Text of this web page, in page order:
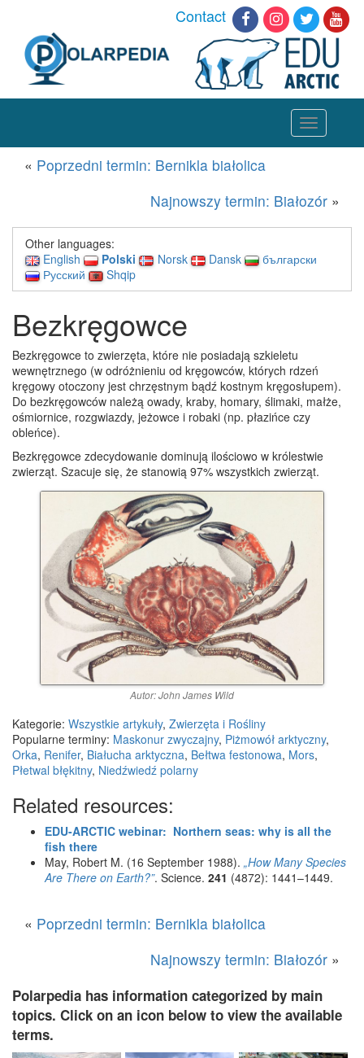
Contact
Toggle
navigation
« Poprzedni termin: Bernikla białolica
Najnowszy termin: Białozór »
Other languages:
English
Polski Norsk Dansk
български
Русский
Shqip
Bezkręgowce
Bezkręgowce to zwierzęta, które nie posiadają szkieletu
wewnętrznego (w odróżnieniu od kręgowców, których rdzeń
kręgowy otoczony jest chrzęstnym bądź kostnym kręgosłupem).
Do bezkręgowców należą owady, kraby, homary, ślimaki, małże,
ośmiornice, rozgwiazdy, jeżowce i robaki (np. płazińce czy
obleńce).
Bezkręgowce zdecydowanie dominują ilościowo w królestwie
zwierząt. Szacuje się, że stanowią 97% wszystkich zwierząt.
Autor: John James Wild
Kategorie: Wszystkie artykuły, Zwierzęta i Rośliny
Popularne terminy: Maskonur zwyczajny, Piżmowół arktyczny,
Orka, Renifer, Białucha arktyczna, Bełtwa festonowa, Mors,
Płetwal błękitny, Niedźwiedź polarny
Related resources:
EDU-ARCTIC webinar: Northern seas: why is all the
fish there
May, Robert M. (16 September 1988). „How Many Species
Are There on Earth?”. Science. 241 (4872): 1441–1449.
« Poprzedni termin: Bernikla białolica
Najnowszy termin: Białozór »
Polarpedia has information categorized by main
topics. Click on an icon below to view the available
terms.